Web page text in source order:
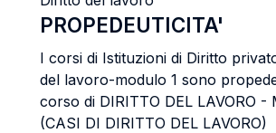
PROPEDEUTICITA'
I corsi di Istituzioni di Diritto
del lavoro-modulo 1 sono
corso di DIRITTO DEL LAVORO -
(CASI DI DIRITTO DEL LAVORO)